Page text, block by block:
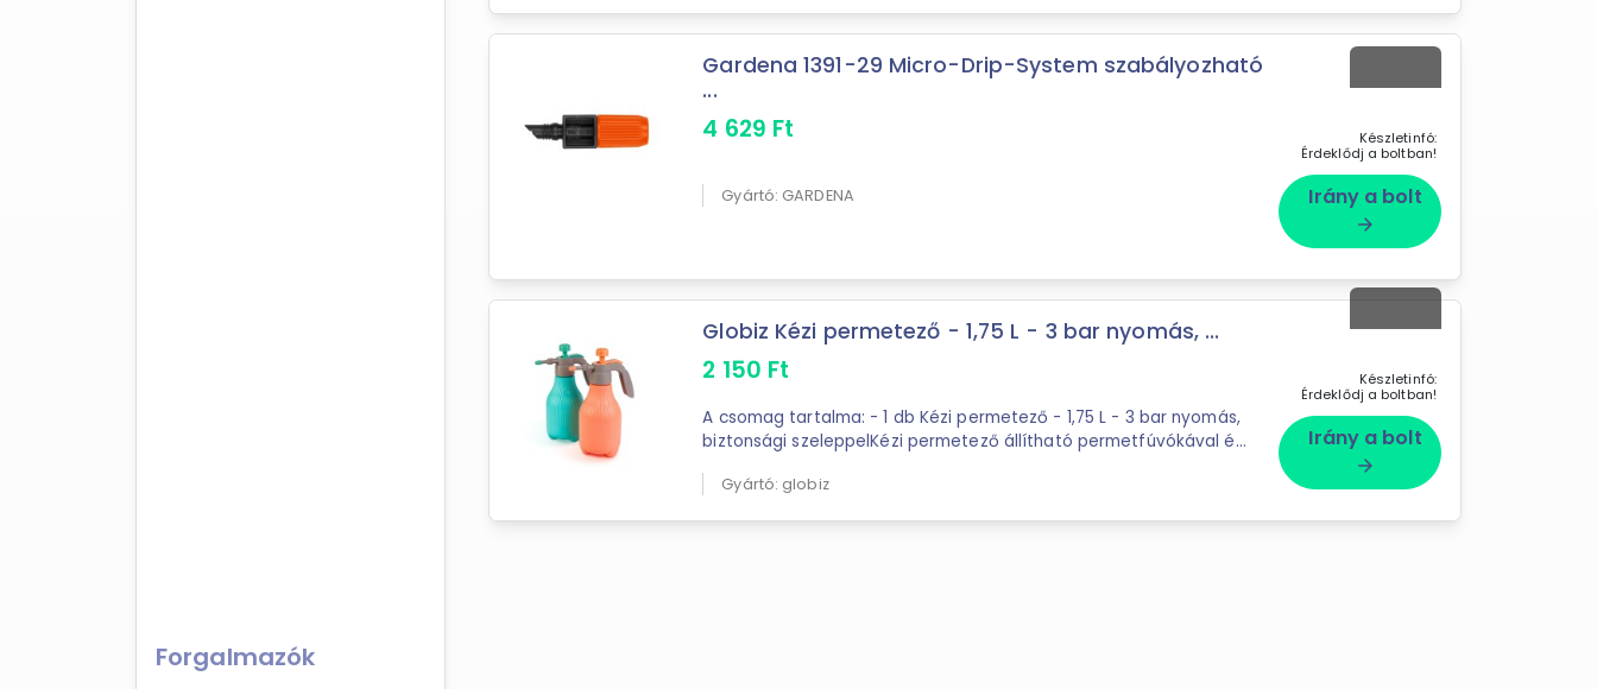
Forgalmazók
Gardena 1391-29 Micro-Drip-System szabályozható
...
4 629 Ft
Gyártó: GARDENA
Készletinfó:
Érdeklődj a boltban!
Irány a bolt
arrow_forward
Globiz Kézi permetező - 1,75 L - 3 bar nyomás, ...
2 150 Ft
A csomag tartalma: - 1 db Kézi permetező - 1,75 L - 3 bar nyomás,
biztonsági szeleppelKézi permetező állítható permetfúvókával és
Gyártó: globiz
Készletinfó:
Érdeklődj a boltban!
Irány a bolt
arrow_forward